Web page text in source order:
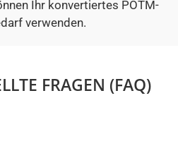
Ihr konvertiertes POTM-
verwenden.
FRAGEN (FAQ)